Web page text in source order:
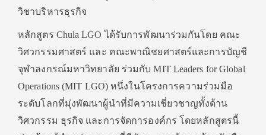
วิชาบริหารธุรกิจ
หลักสูตร Chula LGO ได้รับการพัฒนาร่วมกันโดย คณะ
วิศวกรรมศาสตร์ และ คณะพาณิชยศาสตร์และการบัญชี
จุฬาลงกรณ์มหาวิทยาลัย ร่วมกับ MIT Leaders for Global
Operations (MIT LGO) หนึ่งในโครงการความร่วมมือ
ระดับโลกที่มุ่งพัฒนาผู้นำที่มีความเชี่ยวชาญทั้งด้าน
วิศวกรรม ธุรกิจ และการจัดการองค์กร โดยหลักสูตรนี้